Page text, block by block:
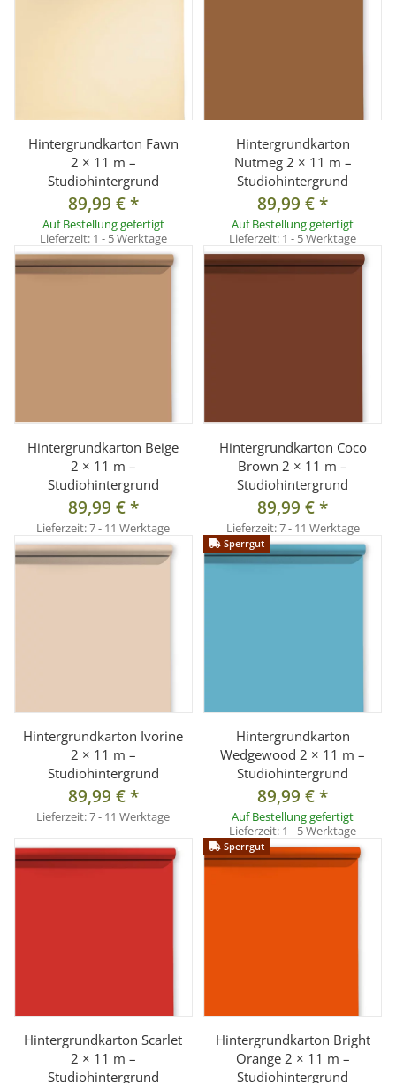
Hintergrundkarton Fawn
2 × 11 m –
Studiohintergrund
89,99 €*
Auf Bestellung gefertigt
Lieferzeit: 1 - 5 Werktage
Hintergrundkarton
Nutmeg 2 × 11 m –
Studiohintergrund
89,99 €*
Auf Bestellung gefertigt
Lieferzeit: 1 - 5 Werktage
Hintergrundkarton Beige
2 × 11 m –
Studiohintergrund
89,99 €*
Lieferzeit:7 - 11 Werktage
Hintergrundkarton Coco
Brown 2 × 11 m –
Studiohintergrund
89,99 €*
Lieferzeit:7 - 11 Werktage
Hintergrundkarton Ivorine
2 × 11 m –
Studiohintergrund
89,99 €*
Lieferzeit:7 - 11 Werktage
Sperrgut
Hintergrundkarton
Wedgewood 2 × 11 m –
Studiohintergrund
89,99 €*
Auf Bestellung gefertigt
Lieferzeit: 1 - 5 Werktage
Hintergrundkarton Scarlet
2 × 11 m –
Studiohintergrund
Sperrgut
Hintergrundkarton Bright
Orange 2 × 11 m –
Studiohintergrund